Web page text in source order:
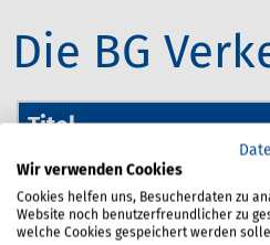
Die BG
Titel
Kurzprofil BG Verkehr
Satzung der BG
Wir verwenden Cookies
Cookies helfen uns, Besucherdaten zu
Website noch benutzerfreundlicher zu
welche Cookies gespeichert werden